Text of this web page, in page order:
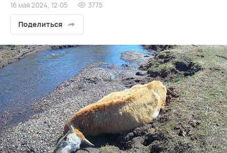
16 мая 2024, 12:05 3775
Поделиться